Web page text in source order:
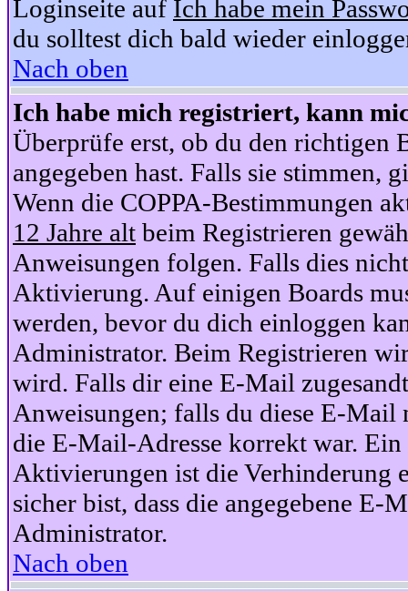
Loginseite auf Ich habe mein
du solltest dich bald wieder
Nach oben
Ich habe mich registriert, kann
Überprüfe erst, ob du den richtigen
angegeben hast. Falls sie stimmen,
Wenn die COPPA-Bestimmungen
12 Jahre alt beim Registrieren
Anweisungen folgen. Falls dies
Aktivierung. Auf einigen Boards
werden, bevor du dich einloggen
Administrator. Beim Registrieren
wird. Falls dir eine E-Mail
Anweisungen; falls du diese E-Mail
die E-Mail-Adresse korrekt war.
Aktivierungen ist die Verhinderung
sicher bist, dass die angegebene
Administrator.
Nach oben